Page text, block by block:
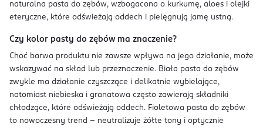
naturalna pasta do zębów, wzbogacona o kurkumę, aloes i olejki
eteryczne, które odświeżają oddech i pielęgnują jamę ustną.
Czy kolor pasty do zębów ma znaczenie?
Choć barwa produktu nie zawsze wpływa na jego działanie, może
wskazywać na skład lub przeznaczenie. Biała pasta do zębów
zwykle ma działanie czyszczące i delikatnie wybielające,
natomiast niebieska i granatowa często zawierają składniki
chłodzące, które odświeżają oddech. Fioletowa pasta do zębów
to nowoczesny trend – neutralizuje żółte tony i optycznie